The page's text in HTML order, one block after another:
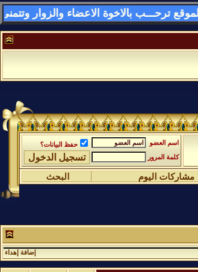
اسم العضو
حفظ البيانات؟
كلمة المرور
مشاركات اليوم البحث
إضافة إهداء